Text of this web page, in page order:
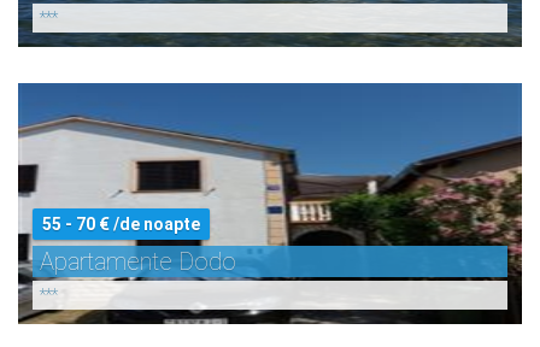
***
55 - 70 € /de noapte
Apartamente Dodo
***